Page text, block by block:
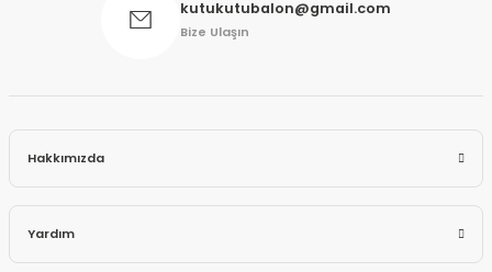
kutukutubalon@gmail.com
Bize Ulaşın
Hakkımızda
Yardım